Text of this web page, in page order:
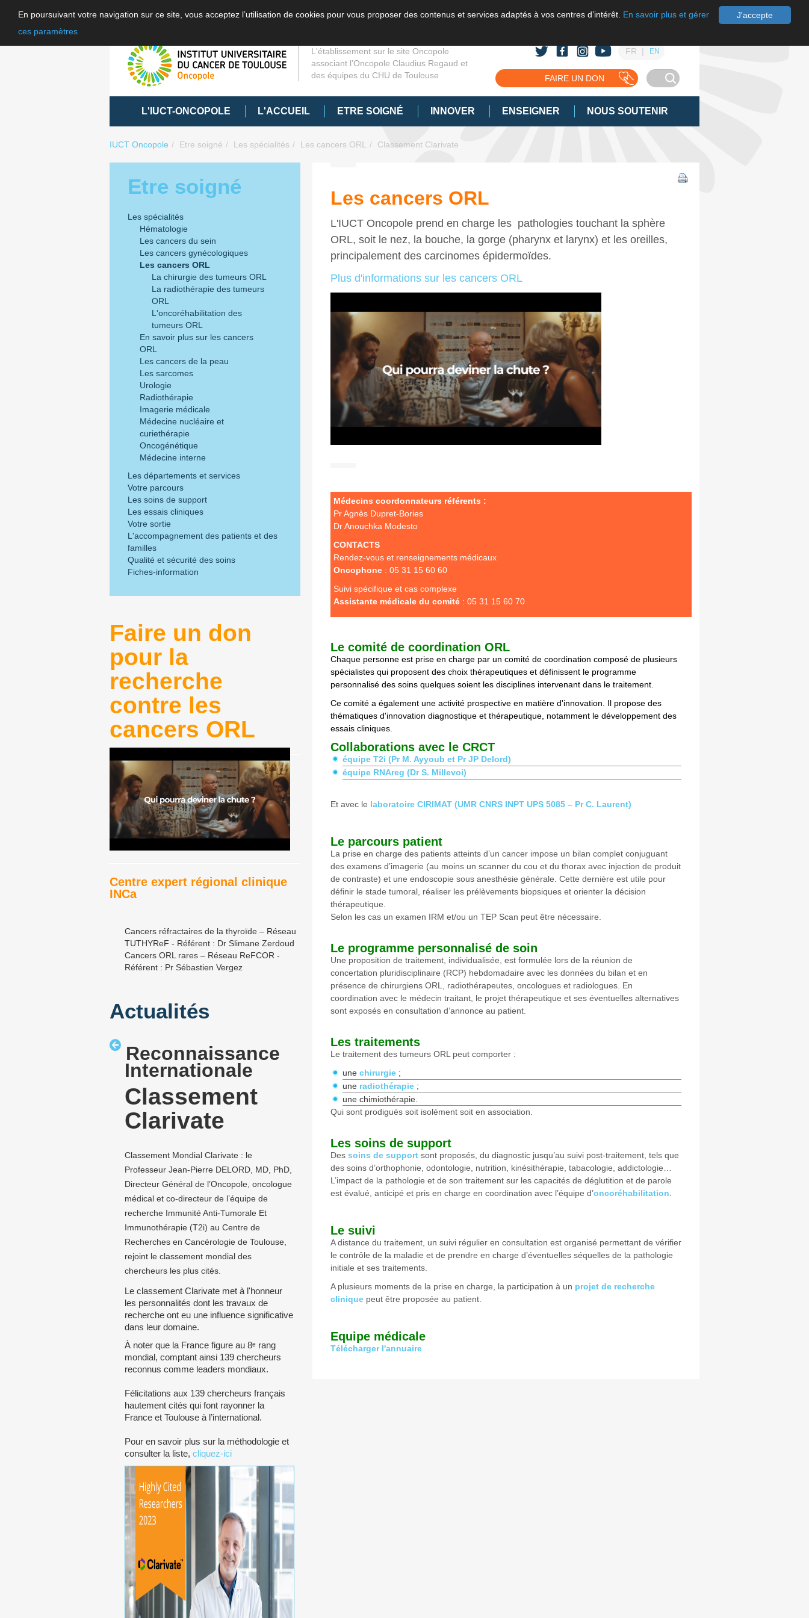
J'accepte
En poursuivant votre navigation sur ce site, vous acceptez l’utilisation de cookies pour vous proposer des contenus et services adaptés à vos centres d’intérêt. En savoir plus et gérer
ces paramètres
L'établissement sur le site Oncopole
associant l’Oncopole Claudius Regaud et
des équipes du CHU de Toulouse
FR EN
FAIRE UN DON
L'IUCT-ONCOPOLE L'ACCUEIL ETRE SOIGNÉ INNOVER ENSEIGNER NOUS SOUTENIR
IUCT Oncopole Etre soigné Les spécialités Les cancers ORL Classement Clarivate
Etre soigné
Les spécialités
Hématologie
Les cancers du sein
Les cancers gynécologiques
Les cancers ORL
La chirurgie des tumeurs ORL
La radiothérapie des tumeurs
ORL
L'oncoréhabilitation des
tumeurs ORL
En savoir plus sur les cancers
ORL
Les cancers de la peau
Les sarcomes
Urologie
Radiothérapie
Imagerie médicale
Médecine nucléaire et
curiethérapie
Oncogénétique
Médecine interne
Les départements et services
Votre parcours
Les soins de support
Les essais cliniques
Votre sortie
L'accompagnement des patients et des
familles
Qualité et sécurité des soins
Fiches-information
Faire un don
pour la
recherche
contre les
cancers ORL
Centre expert régional clinique
INCa
Cancers réfractaires de la thyroïde – Réseau
TUTHYReF - Référent : Dr Slimane Zerdoud
Cancers ORL rares – Réseau ReFCOR -
Référent : Pr Sébastien Vergez
Actualités
Reconnaissance
Internationale
Classement
Clarivate
Classement Mondial Clarivate : le
Professeur Jean-Pierre DELORD, MD, PhD,
Directeur Général de l’Oncopole, oncologue
médical et co-directeur de l’équipe de
recherche Immunité Anti-Tumorale Et
Immunothérapie (T2i) au Centre de
Recherches en Cancérologie de Toulouse,
rejoint le classement mondial des
chercheurs les plus cités.
Le classement Clarivate met à l'honneur
les personnalités dont les travaux de
recherche ont eu une influence significative
dans leur domaine.
À noter que la France figure au 8ᵉ rang
mondial, comptant ainsi 139 chercheurs
reconnus comme leaders mondiaux.
Félicitations aux 139 chercheurs français
hautement cités qui font rayonner la
France et Toulouse à l’international.
Pour en savoir plus sur la méthodologie et
consulter la liste, cliquez-ici
Les cancers ORL
L'IUCT Oncopole prend en charge les pathologies touchant la sphère
ORL, soit le nez, la bouche, la gorge (pharynx et larynx) et les oreilles,
principalement des carcinomes épidermoïdes.
Plus d'informations sur les cancers ORL
Médecins coordonnateurs référents :
Pr Agnès Dupret-Bories
Dr Anouchka Modesto
CONTACTS
Rendez-vous et renseignements médicaux
Oncophone : 05 31 15 60 60
Suivi spécifique et cas complexe
Assistante médicale du comité: 05 31 15 60 70
Le comité de coordination ORL
Chaque personne est prise en charge par un comité de coordination composé de plusieurs
spécialistes qui proposent des choix thérapeutiques et définissent le programme
personnalisé des soins quelques soient les disciplines intervenant dans le traitement.
Ce comité a également une activité prospective en matière d'innovation. Il propose des
thématiques d'innovation diagnostique et thérapeutique, notamment le développement des
essais cliniques.
Collaborations avec le CRCT
équipe T2i (Pr M. Ayyoub et Pr JP Delord)
équipe RNAreg (Dr S. Millevoi)
Et avec le laboratoire CIRIMAT (UMR CNRS INPT UPS 5085 – Pr C. Laurent)
Le parcours patient
La prise en charge des patients atteints d’un cancer impose un bilan complet conjuguant
des examens d’imagerie (au moins un scanner du cou et du thorax avec injection de produit
de contraste) et une endoscopie sous anesthésie générale. Cette dernière est utile pour
définir le stade tumoral, réaliser les prélèvements biopsiques et orienter la décision
thérapeutique.
Selon les cas un examen IRM et/ou un TEP Scan peut être nécessaire.
Le programme personnalisé de soin
Une proposition de traitement, individualisée, est formulée lors de la réunion de
concertation pluridisciplinaire (RCP) hebdomadaire avec les données du bilan et en
présence de chirurgiens ORL, radiothérapeutes, oncologues et radiologues. En
coordination avec le médecin traitant, le projet thérapeutique et ses éventuelles alternatives
sont exposés en consultation d’annonce au patient.
Les traitements
Le traitement des tumeurs ORL peut comporter :
une chirurgie;
une radiothérapie;
une chimiothérapie.
Qui sont prodigués soit isolément soit en association.
Les soins de support
Des soins de supportsont proposés, du diagnostic jusqu’au suivi post-traitement, tels que
des soins d’orthophonie, odontologie, nutrition, kinésithérapie, tabacologie, addictologie…
L’impact de la pathologie et de son traitement sur les capacités de déglutition et de parole
est évalué, anticipé et pris en charge en coordination avec l’équipe d’oncoréhabilitation.
Le suivi
A distance du traitement, un suivi régulier en consultation est organisé permettant de vérifier
le contrôle de la maladie et de prendre en charge d’éventuelles séquelles de la pathologie
initiale et ses traitements.
A plusieurs moments de la prise en charge, la participation à un projet de recherche
cliniquepeut être proposée au patient.
Equipe médicale
Télécharger l'annuaire